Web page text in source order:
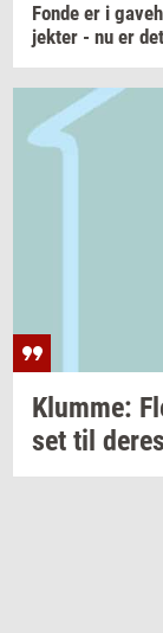
Fonde er i
jek­ter - nu er det
Klum­me:
set til deres